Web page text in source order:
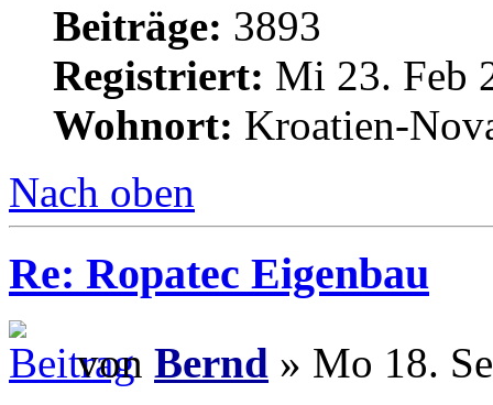
Beiträge: 3893
Registriert: Mi 23. Feb
Wohnort: Kroatien-
Nach oben
Re: Ropatec Eigenbau
von Bernd » Mo 18.